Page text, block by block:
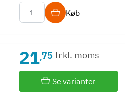
Køb
21,75 Inkl. moms
Se varianter